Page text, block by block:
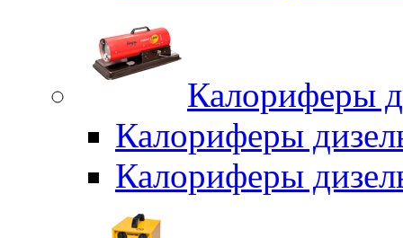
Калориферы
Калориферы
Калориферы